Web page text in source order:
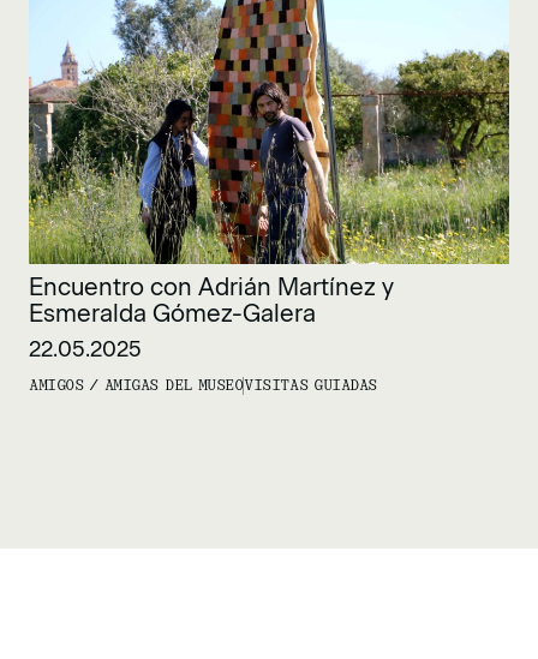
Encuentro con Adrián Martínez y
Esmeralda Gómez-Galera
22.05.2025
AMIGOS / AMIGAS DEL MUSEOVISITAS GUIADAS